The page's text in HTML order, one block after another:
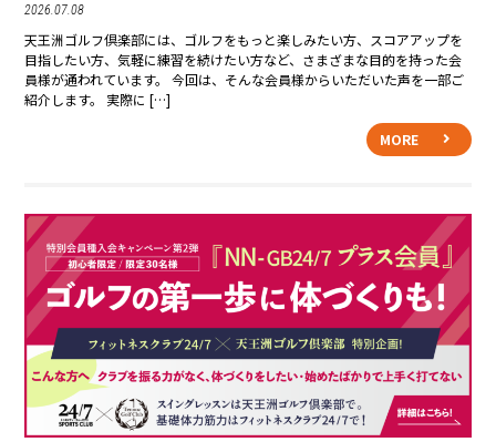
2026.07.08
天王洲ゴルフ倶楽部には、ゴルフをもっと楽しみたい方、スコアアップを
目指したい方、気軽に練習を続けたい方など、さまざまな目的を持った会
員様が通われています。 今回は、そんな会員様からいただいた声を一部ご
紹介します。 実際に […]
MORE